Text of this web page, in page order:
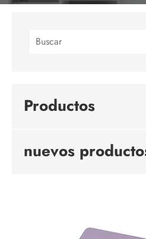
Productos
nuevos